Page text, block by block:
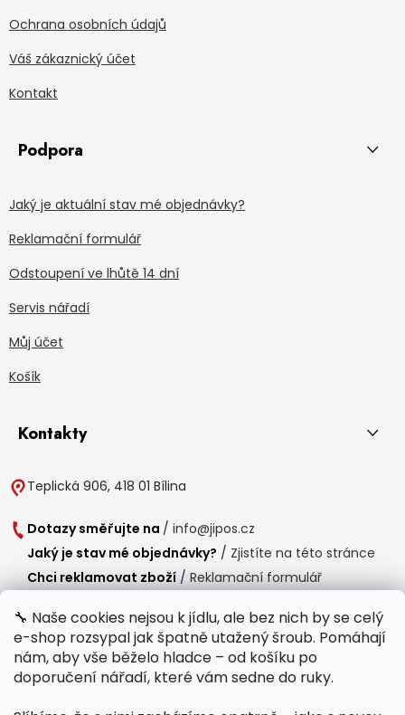
🔧 Naše cookies nejsou k jídlu, ale bez nich by se celý
e-shop rozsypal jak špatně utažený šroub. Pomáhají
nám, aby vše běželo hladce – od košíku po
doporučení nářadí, které vám sedne do ruky.
Ochrana osobních údajů
Váš zákaznický účet
Kontakt
Podpora
Jaký je aktuální stav mé objednávky?
Reklamační formulář
Odstoupení ve lhůtě 14 dní
Servis nářadí
Můj účet
Košík
Kontakty
Teplická 906, 418 01 Bílina
Dotazy směřujte na / info@jipos.cz
Jaký je stav mé objednávky? / Zjistíte na této stránce
Chci reklamovat zboží / Reklamační formulář
Provozní doba
Po-Čt / 8:00 - 15:00